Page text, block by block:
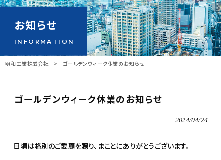
お知らせ
INFORMATION
明和工業株式会社 > ゴールデンウィーク休業のお知らせ
ゴールデンウィーク休業のお知らせ
2024/04/24
日頃は格別のご愛顧を賜り、まことにありがとうございます。